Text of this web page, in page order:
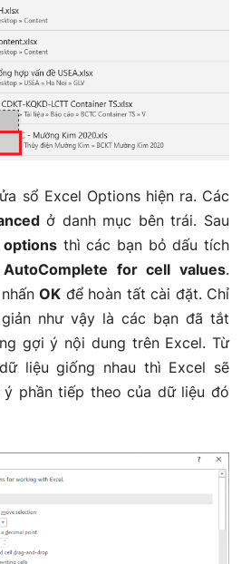
sổ Excel Options hiện ra. Các
ở danh mục bên trái. Sau
optionsthì các bạn bỏ dấu tích
AutoComplete for cell values.
nhấnOK để hoàn tất cài đặt. Chỉ
như vậy là các bạn đã tắt
gợi ý nội dung trên Excel. Từ
liệu giống nhau thì Excel sẽ
phần tiếp theo của dữ liệu đó